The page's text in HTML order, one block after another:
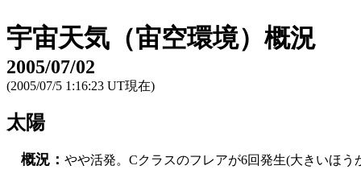
宇宙天気（宙空環境）概況
2005/07/02
(2005/07/5 1:16:23 UT現在)
太陽
概況： やや活発。Cクラスのフレアが6回発生(大きいほ